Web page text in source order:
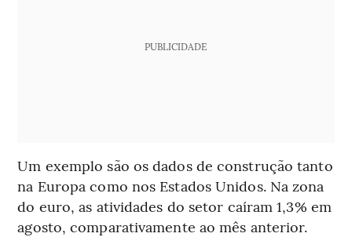
PUBLICIDADE
Um exemplo são os dados de construção tanto
na Europa como nos Estados Unidos. Na zona
do euro, as atividades do setor caíram 1,3% em
agosto, comparativamente ao mês anterior.